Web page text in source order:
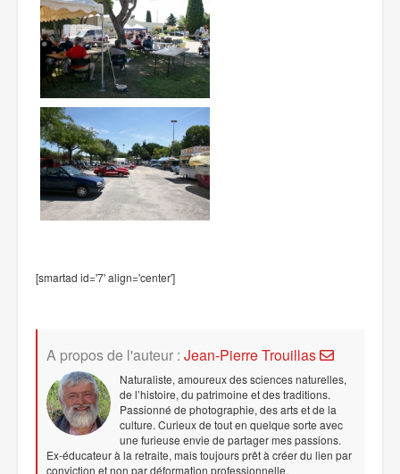
[smartad id='7' align='center']
A propos de l'auteur : Jean-Pierre Trouillas
Naturaliste, amoureux des sciences naturelles,
de l’histoire, du patrimoine et des traditions.
Passionné de photographie, des arts et de la
culture. Curieux de tout en quelque sorte avec
une furieuse envie de partager mes passions.
Ex-éducateur à la retraite, mais toujours prêt à créer du lien par
conviction et non par déformation professionnelle.